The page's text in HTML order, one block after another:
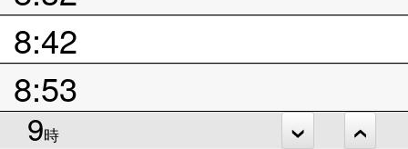
8:42
8:53
9時